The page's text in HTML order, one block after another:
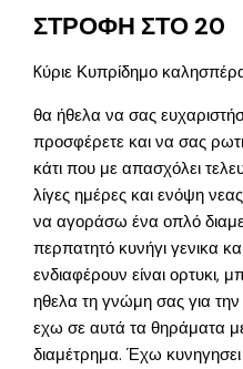
ΣΤΡΟΦΗ ΣΤΟ 20
Kύριε Κυπρίδημο
θα ήθελα να σας
προσφέρετε και να σας
κάτι που με απασχόλει
λίγες ημέρες και ενόψη
να αγοράσω ένα οπλό
περπατητό κυνήγι γενικα
ενδιαφέρουν είναι ορτυκι,
ηθελα τη γνώμη σας για
εχω σε αυτά τα θηράματα
διαμέτρημα. Έχω